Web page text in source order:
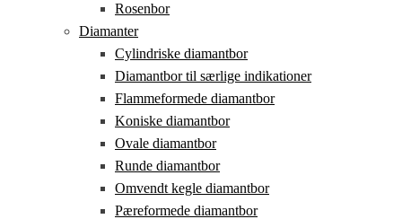
Rosenbor
Diamanter
Cylindriske diamantbor
Diamantbor til særlige indikationer
Flammeformede diamantbor
Koniske diamantbor
Ovale diamantbor
Runde diamantbor
Omvendt kegle diamantbor
Pæreformede diamantbor